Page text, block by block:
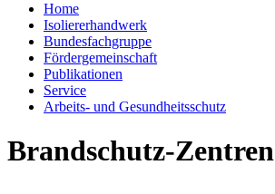
Home
Isoliererhandwerk
Bundesfachgruppe
Fördergemeinschaft
Publikationen
Service
Arbeits- und Gesundheitsschutz
Brandschutz-Zentren